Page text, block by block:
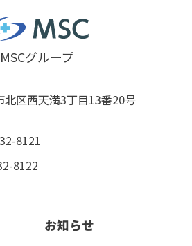
MSCグループ
北区西天満3丁目13番20号
8121
8122
お知らせ